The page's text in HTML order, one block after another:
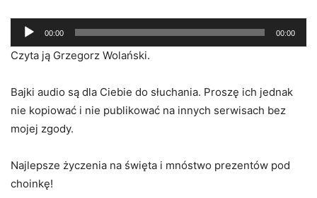
Odtwarzacz
plików
dźwiękowych
00:00 00:00
Czyta ją Grzegorz Wolański.
Bajki audio są dla Ciebie do słuchania. Proszę ich jednak
nie kopiować i nie publikować na innych serwisach bez
mojej zgody.
Najlepsze życzenia na święta i mnóstwo prezentów pod
choinkę!